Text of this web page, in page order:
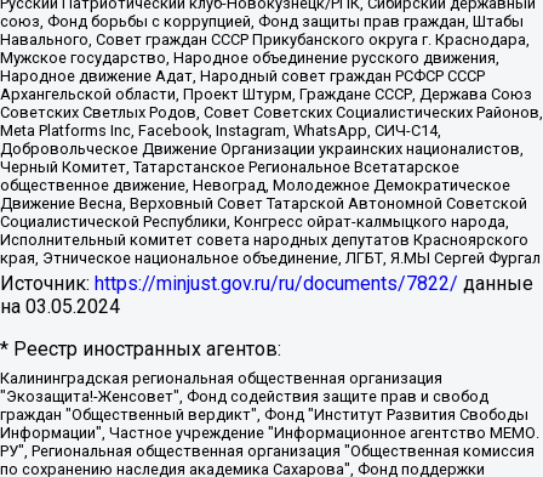
союз, Фонд борьбы с коррупцией, Фонд защиты прав граждан, Штабы
Навального, Совет граждан СССР Прикубанского округа г. Краснодара,
Мужское государство, Народное объединение русского движения,
Народное движение Адат, Народный совет граждан РСФСР СССР
Архангельской области, Проект Штурм, Граждане СССР, Держава Союз
Советских Светлых Родов, Совет Советских Социалистических Районов,
Meta Platforms Inc, Facebook, Instagram, WhatsApp, СИЧ-С14,
Добровольческое Движение Организации украинских националистов,
Черный Комитет, Татарстанское Региональное Всетатарское
общественное движение, Невоград, Молодежное Демократическое
Движение Весна, Верховный Совет Татарской Автономной Советской
Социалистической Республики, Конгресс ойрат-калмыцкого народа,
Исполнительный комитет совета народных депутатов Красноярского
края, Этническое национальное объединение, ЛГБТ, Я.МЫ Сергей Фургал
Источник: https://minjust.gov.ru/ru/documents/7822/ данные
на 03.05.2024
* Реестр иностранных агентов:
Калининградская региональная общественная организация "Экозащита!-Женсовет", Фонд содействия защите прав и свобод граждан "Общественный вердикт", Фонд "Институт Развития Свободы Информации", Частное учреждение "Информационное агентство МЕМО. РУ", Региональная общественная организация "Общественная комиссия по сохранению наследия академика Сахарова", Фонд поддержки свободы прессы, Санкт-Петербургская общественная правозащитная организация "Гражданский контроль", Межрегиональная общественная организация "Информационно-просветительский центр "Мемориал", Региональный Фонд "Центр Защиты Прав Средств Массовой Информации", с 05.12.2023 Фонд "Центр Защиты Прав Средств массовой информации", Региональная общественная благотворительная организация помощи беженцам и мигрантам "Гражданское содействие", Негосударственное образовательное учреждение дополнительного профессионального образования (повышение квалификации) специалистов "АКАДЕМИЯ ПО ПРАВАМ ЧЕЛОВЕКА", Свердловская региональная общественная организация "Сутяжник", Автономная некоммерческая организация "Центр независимых социологических исследований", Союз общественных объединений "Российский исследовательский центр по правам человека", Региональное общественное учреждение научно-информационный центр "МЕМОРИАЛ", Некоммерческая организация "Фонд защиты гласности", Автономная некоммерческая организация "Институт прав человека", Городская общественная организация "Екатеринбургское общество "МЕМОРИАЛ", Городская общественная организация "Рязанское историко-просветительское и правозащитное общество "Мемориал" (Рязанский Мемориал), Челябинский региональный орган общественной самодеятельности – женское общественное объединение "Женщины Евразии", Челябинский региональный орган общественной самодеятельности "Уральская правозащитная группа", Фонд содействия защите здоровья и социальной справедливости имени Андрея Рылькова, Автономная Некоммерческая Организация "Аналитический Центр Юрия Левады", Автономная некоммерческая организация социальной поддержки населения "Проект Апрель", Региональная общественная организация помощи женщинам и детям, находящимся в кризисной ситуации "Информационно-методический центр "Анна", Фонд содействия развитию массовых коммуникаций и правовому просвещению "Так-так-Так", Фонд содействия устойчивому развитию "Серебряная тайга", Свердловский региональный общественный фонд социальных проектов "Новое время", "Idel.Реалии", Кавказ.Реалии, Крым.Реалии, Телеканал Настоящее Время, Татаро-башкирская служба Радио Свобода (Azatliq Radiosi), Радио Свободная Европа/Радио Свобода (PCE/PC), "Сибирь.Реалии", "Фактограф", Благотворительный фонд помощи осужденным и их семьям, Автономная некоммерческая организация "Институт глобализации и социальных движений", Фонд "В защиту прав заключенных", Частное учреждение "Центр поддержки и содействия развитию средств массовой информации", Пензенский региональный общественный благотворительный фонд "Гражданский союз", "Север.Реалии", Некоммерческая организация Фонд "Правовая инициатива", Общество с ограниченной ответственностью "Радио Свободная Европа/Радио Свобода", Чешское информационное агентство "MEDIUM-ORIENT", Красноярская региональная общественная организация "Мы против СПИДа", Камалягин Денис Николаевич, Маркелов Сергей Евгеньевич, Пономарев Лев Александрович, Савицкая Людмила Алексеевна, Автономная некоммерческая организация "Центр по работе с проблемой насилия "НАСИЛИЮ.НЕТ", Межрегиональный профессиональный союз работников здравоохранения "Альянс врачей", Юридическое лицо, зарегистрированное в Латвийской Республике, SIA "Medusa Project" (регистрационный номер 40103797863, дата регистрации 10.06.2014), Некоммерческая организация "Фонд по борьбе с коррупцией", Автономная некоммерческая организация "Институт права и публичной политики", Баданин Роман Сергеевич, Гликин Максим Александрович, Железнова Мария Михайловна, Лукьянова Юлия Сергеевна, Маетная Елизавета Витальевна, Маняхин Петр Борисович, Чуракова Ольга Владимировна, Ярош Юлия Петровна, Юридическое лицо "The Insider SIA", зарегистрированное в Риге, Латвийская Республика (дата регистрации 26.06.2015), являющееся администратором доменного имени интернет-издания "The Insider SIA", https://theins.ru, Постернак Алексей Евгеньевич, Рубин Михаил Аркадьевич, Анин Роман Александрович, Юридическое лицо Istories fonds, зарегистрированное в Латвийской Республике (регистрационный номер 50008295751, дата регистрации 24.02.2020), Великовский Дмитрий Александрович, Долинина Ирина Николаевна, Мароховская Алеся Алексеевна, Шлейнов Роман Юрьевич, Шмагун Олеся Валентиновна, Общество с ограниченной ответственностью "Альтаир 2021", Общество с ограниченной ответственностью "Вега 2021", Общество с ограниченной ответственностью "Главный редактор 2021", Общество с ограниченной ответственностью "Ромашки монолит", Важенков Артем Валерьевич, Ивановская областная общественная организация "Центр гендерных исследований", Гурман Юрий Альбертович, Медиапроект "ОВД-Инфо", Егоров Владимир Владимирович, Жилинский Владимир Александрович, Общество с ограниченной ответственностью "ЗП", Иванова София Юрьевна, Карезина Инна Павловна, Кильтау Екатерина Викторовна, Петров Алексей Викторович, Пискунов Сергей Евгеньевич, Смирнов Сергей Сергеевич, Тихонов Михаил Сергеевич, Общество с ограниченной ответственностью "ЖУРНАЛИСТ-ИНОСТРАННЫЙ АГЕНТ", Арапова Галина Юрьевна, Вольтская Татьяна Анатольевна, Американская компания "Mason G.E.S. Anonymous Foundation" (США), являющаяся владельцем интернет-издания https://mnews.world/, Компания "Stichting Bellingcat", зарегистрированная в Нидерландах (дата регистрации 11.07.2018), Захаров Андрей Вячеславович, Клепиковская Екатерина Дмитриевна, Общество с ограниченной ответственностью "МЕМО", Перл Роман Александрович, Симонов Евгений Алексеевич, Соловьева Елена Анатольевна, Сотников Даниил Владимирович, Сурначева Елизавета Дмитриевна, Автономная некоммерческая организация по защите прав человека и информированию населения "Якутия – Наше Мнение", Общество с ограниченной ответственностью "Москоу диджитал медиа", с 26.01.2023 Общество с ограниченной ответственностью "Чайка Белые сады", Ветошкина Валерия Валерьевна, Заговора Максим Александрович, Межрегиональное общественное движение "Российская ЛГБТ - сеть", Оленичев Максим Владимирович, Павлов Иван Юрьевич, Скворцова Елена Сергеевна, Общество с ограниченной ответственностью "Как бы инагент", Кочетков Игорь Викторович, Общество с ограниченной ответственностью "Честные выборы", Еланчик Олег Александрович, Общество с ограниченной ответственностью "Нобелевский призыв", Гималова Регина Эмилевна, Григорьев Андрей Валерьевич, Григорьева Алина Александровна, Ассоциация по содействию защите прав призывников, альтернативнослужащих и военнослужащих "Правозащитная группа "Гражданин.Армия.Право", Хисамова Регина Фаритовна, Автономная некоммерческая организация по реализации социально-правовых программ "Лилит", Дальневосточное общественное движение "Маяк", Санкт-Петербургская ЛГБТ-инициативная группа "Выход", Инициативная группа ЛГБТ+ "Реверс", Алексеев Андрей Викторович, Бекбулатова Таисия Львовна, Беляев Иван Михайлович, Владыкина Елена Сергеевна, Гельман Марат Александрович, Никульшина Вероника Юрьевна, Толоконникова Надежда Андреевна, Шендерович Виктор Анатольевич, Общество с ограниченной ответственностью "Данное сообщение", Общество с ограниченной ответственностью Издательский дом "Новая глава", Айнбиндер Александра Александровна, Московский комьюнити-центр для ЛГБТ+инициатив, Благотворительный фонд развития филантропии, Deutsche Welle (Германия, Kurt-Schumacher-Strasse 3, 53113 Bonn), Борзунова Мария Михайловна, Воробьев Виктор Викторович, Голубева Анна Львовна, Константинова Алла Михайловна, Малкова Ирина Владимировна, Мурадов Мурад Абдулгалимович, Осетинская Елизавета Николаевна, Понасенков Евгений Николаевич, Ганапольский Матвей Юрьевич, Киселев Евгений Алексеевич, Борухович Ирина Григорьевна, Дремин Иван Тимофеевич, Дубровский Дмитрий Викторович, Красноярская региональная общественная организация поддержки и развития альтернативных образовательных технологий и межкультурных коммуникаций "ИНТЕРРА", Маяковская Екатерина Алексеевна, Фейгин Марк Захарович, Филимонов Андрей Викторович, Дзугкоева Регина Николаевна, Доброхотов Роман Александрович, Дудь Юрий Александрович, Елкин Сергей Владимирович, Кругликов Кирилл Игоревич, Сабунаева Мария Леонидовна, Семенов Алексей Владимирович, Шаинян Карен Багратович, Шульман Екатерина Михайловна, Асафьев Артур Валерьевич, Вахштайн Виктор Семенович, Венедиктов Алексей Алексеевич, Лушникова Екатерина Евгеньевна, Волков Леонид Михайлович, Невзоров Александр Глебович, Пархоменко Сергей Борисович, Сироткин Ярослав Николаевич, Кара-Мурза Владимир Владимирович, Баранова Наталья Владимировна, Гозман Леонид Яковлевич, Кагарлицкий Борис Юльевич, Климарев Михаил Валерьевич, Милов Владимир Станиславович, Автономная некоммерческая организация Краснодарский центр современного искусства "Типография", Моргенштерн Алишер Тагирович, Соболь Любовь Эдуардовна, Общество с ограниченной ответственностью "ЛИЗА НОРМ", Каспаров Гарри Кимович, Ходорковский Михаил Борисович, Общество с ограниченной ответственностью "Апрельские тезисы", Данилович Ирина Брониславовна, Кашин Олег Владимирович, Петров Николай Владимирович, Пивоваров Алексей Владимирович, Соколов Михаил Владимирович, Цветкова Юлия Владимировна, Чичваркин Евгений Александрович, Комитет против пыток/Команда против пыток, Общество с ограниченной ответственностью "Первый научный", Общество с ограниченной ответственностью "Вертолет и ко", Белоцерковская Вероника Борисовна, Кац Максим Евгеньевич, Лазарева Татьяна Юрьевна, Шаведдинов Руслан Табризович, Яшин Илья Валерьевич, Общество с ограниченной ответственностью "Иноагент ААВ", Алешковский Дмитрий Петрович, Альбац Евгения Марковна, Быков Дмитрий Львович, Галямина Юлия Евгеньевна, Лойко Сергей Леонидович, Мартынов Кирилл Константинович, Медведев Сергей Александрович, Крашенинников Федор Геннадиевич, Гордеева Катерина Вл